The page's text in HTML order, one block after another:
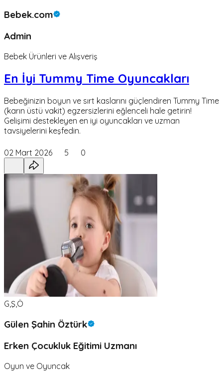
Bebek.com
Admin
Bebek Ürünleri ve Alışveriş
En İyi Tummy Time Oyuncakları
Bebeğinizin boyun ve sırt kaslarını güçlendiren Tummy Time
(karın üstü vakit) egzersizlerini eğlenceli hale getirin!
Gelişimi destekleyen en iyi oyuncakları ve uzman
tavsiyelerini keşfedin.
02 Mart 2026 5 0
G,Ş,Ö
Gülen Şahin Öztürk
Erken Çocukluk Eğitimi Uzmanı
Oyun ve Oyuncak